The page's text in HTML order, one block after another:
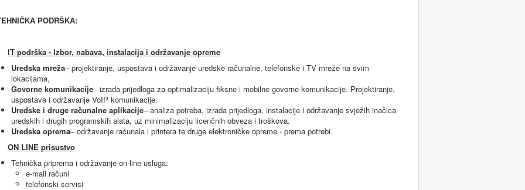
PODRŠKA:
IT podrška - Izbor, nabava, instalacija i održavanje opreme
Uredska mreža– projektiranje, uspostava i održavanje uredske računalne, telefonske i TV mreže na svim
lokacijama,
Govorne komunikacije– izrada prijedloga za optimalizaciju fiksne i mobilne govorne komunikacije. Projektiranje,
uspostava i održavanje VoIP komunikacije.
Uredske i druge računalne aplikacije– analiza potreba, izrada prijedloga, instalacije i održavanje svježih inačica
uredskih i drugih programskih alata, uz minimalizaciju licenčnih obveza i troškova.
Uredska oprema– održavanje računala i printera te druge elektroničke opreme - prema potrebi.
ON LINE prisustvo
Tehnička priprema i održavanje on-line usluga:
e-mail računi
telefonski servisi